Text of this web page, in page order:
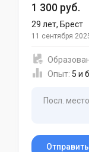
1 300 руб.
29 лет, Брест
11 сентября
Опыт: 5 и
Посл.